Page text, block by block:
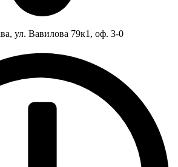
ул. Вавилова 79к1, оф. 3-0